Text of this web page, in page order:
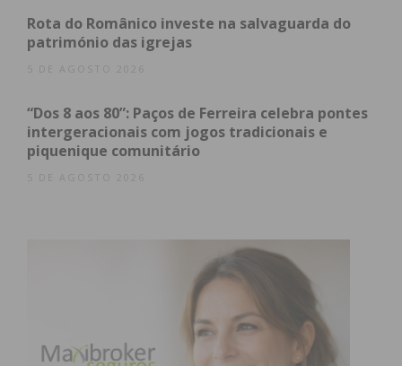
Eu li e concordo com ostermos e
condições
Rota do Românico investe na salvaguarda do
património das igrejas
5 DE AGOSTO 2026
“Dos 8 aos 80”: Paços de Ferreira celebra pontes
intergeracionais com jogos tradicionais e
piquenique comunitário
5 DE AGOSTO 2026